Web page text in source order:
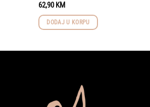
62,90KM
DODAJ U KORPU